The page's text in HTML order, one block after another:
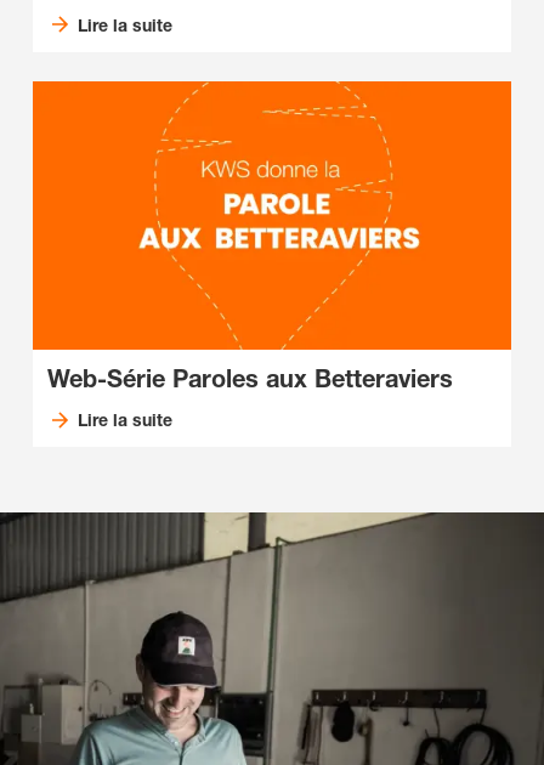
Lire la suite
Web-Série Paroles aux Betteraviers
Lire la suite